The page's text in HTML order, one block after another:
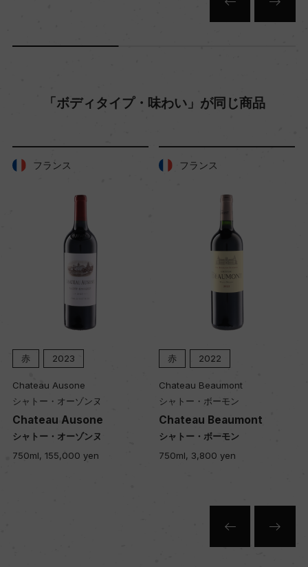
40hl/ha
50年
粘土石灰質
格付
ー
入数
12
「ボディタイプ・味わい」が同じ商品
フランス
赤 2023
Chateau Ausone
シャトー・オーゾンヌ
Chateau Ausone
シャトー・オーゾンヌ
750ml, 155,000 yen
フランス
赤 2022
Chateau Beaumont
シャトー・ボーモン
Chateau Beaumont
シャトー・ボーモン
750ml, 3,800 yen